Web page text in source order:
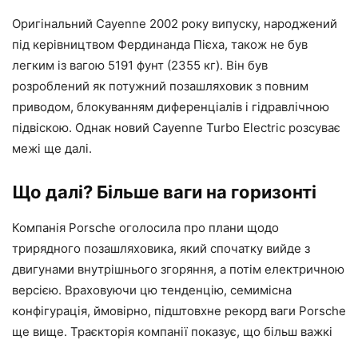
Оригінальний Cayenne 2002 року випуску, народжений
під керівництвом Фердинанда Пієха, також не був
легким із вагою 5191 фунт (2355 кг). Він був
розроблений як потужний позашляховик з повним
приводом, блокуванням диференціалів і гідравлічною
підвіскою. Однак новий Cayenne Turbo Electric розсуває
межі ще далі.
Що далі? Більше ваги на горизонті
Компанія Porsche оголосила про плани щодо
трирядного позашляховика, який спочатку вийде з
двигунами внутрішнього згоряння, а потім електричною
версією. Враховуючи цю тенденцію, семимісна
конфігурація, ймовірно, підштовхне рекорд ваги Porsche
ще вище. Траєкторія компанії показує, що більш важкі